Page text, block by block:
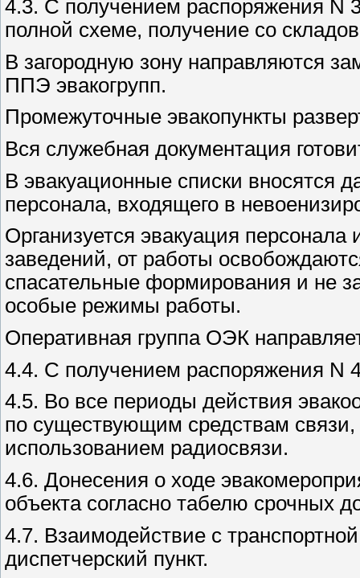
4.3. С получением распоряжения N
полной схеме, получение со
В загородную зону направляются
ППЭ эвакогрупп.
Промежуточные эвакопункты
Вся служебная документация
В эвакуационные списки вносятся
персонала, входящего в
Организуется эвакуация
заведений, от работы
спасательные формирования и не
особые режимы работы.
Оперативная группа ОЭК
4.4. С получением распоряжения N
4.5. Во все периоды действия
по существующим средствам
использованием радиосвязи.
4.6. Донесения о ходе
объекта согласно табелю срочных
4.7. Взаимодействие с
диспетчерский пункт.